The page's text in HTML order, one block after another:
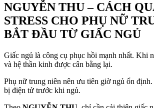
NGUYỄN THU – CÁCH
STRESS CHO PHỤ NỮ
BẮT ĐẦU TỪ GIẤC NGỦ
Giấc ngủ là công cụ phục hồi mạnh nhất. Khi
và hệ thần kinh được cân bằng lại.
Phụ nữ trung niên nên ưu tiên giờ ngủ ổn
bị điện tử trước khi ngủ.